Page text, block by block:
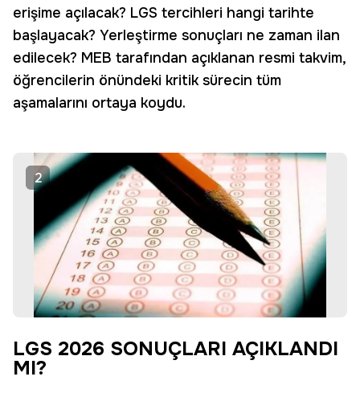
erişime açılacak? LGS tercihleri hangi tarihte
başlayacak? Yerleştirme sonuçları ne zaman ilan
edilecek? MEB tarafından açıklanan resmi takvim,
öğrencilerin önündeki kritik sürecin tüm
aşamalarını ortaya koydu.
2
LGS 2026 SONUÇLARI AÇIKLANDI
MI?